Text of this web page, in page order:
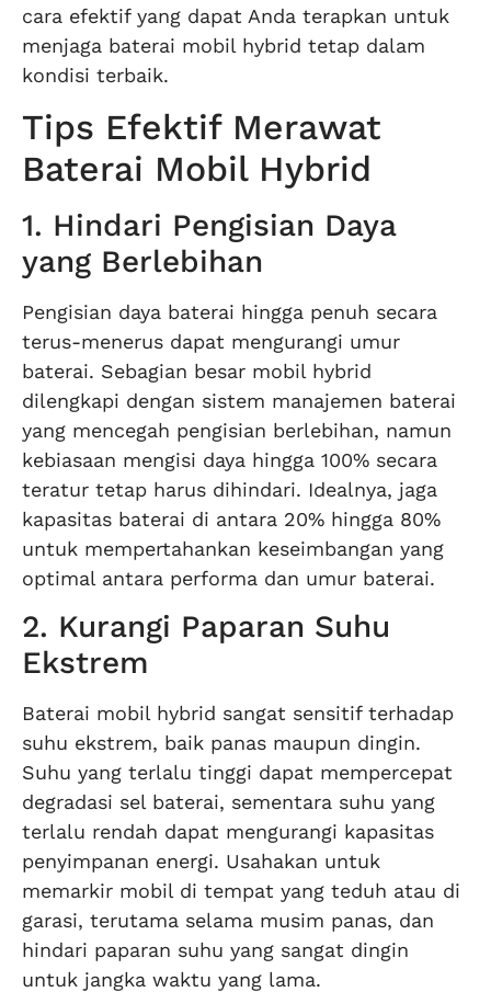
cara efektif yang dapat Anda terapkan untuk
menjaga baterai mobil hybrid tetap dalam
kondisi terbaik.
Tips Efektif Merawat
Baterai Mobil Hybrid
1. Hindari Pengisian Daya
yang Berlebihan
Pengisian daya baterai hingga penuh secara
terus-menerus dapat mengurangi umur
baterai. Sebagian besar mobil hybrid
dilengkapi dengan sistem manajemen baterai
yang mencegah pengisian berlebihan, namun
kebiasaan mengisi daya hingga 100% secara
teratur tetap harus dihindari. Idealnya, jaga
kapasitas baterai di antara 20% hingga 80%
untuk mempertahankan keseimbangan yang
optimal antara performa dan umur baterai.
2. Kurangi Paparan Suhu
Ekstrem
Baterai mobil hybrid sangat sensitif terhadap
suhu ekstrem, baik panas maupun dingin.
Suhu yang terlalu tinggi dapat mempercepat
degradasi sel baterai, sementara suhu yang
terlalu rendah dapat mengurangi kapasitas
penyimpanan energi. Usahakan untuk
memarkir mobil di tempat yang teduh atau di
garasi, terutama selama musim panas, dan
hindari paparan suhu yang sangat dingin
untuk jangka waktu yang lama.